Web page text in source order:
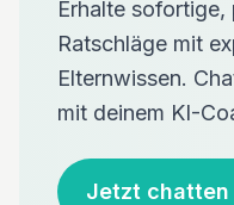
Erhalte sofortige,
Ratschläge mit
Elternwissen.
mit deinem KI-
Jetzt chatten